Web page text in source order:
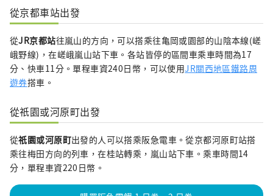
從京都車站出發
從JR京都站往嵐山的方向，可以搭乘往亀岡或園部的山陰本線(嵯
峨野線)，在嵯峨嵐山站下車。各站皆停的區間車乘車時間為17
分、快車11分。單程車資240日幣，可以使用JR關西地區鐵路周
遊券搭車。
從祇園或河原町出發
從祇園或河原町出發的人可以搭乘阪急電車。從京都河原町站搭
乘往梅田方向的列車，在桂站轉乘，嵐山站下車。乘車時間14
分，單程車資220日幣。